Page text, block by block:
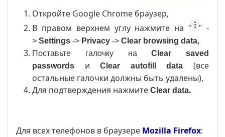
Откройте Google Chrome браузер,
B правом верхнем углу нажмите на"
" -
> Settings -> Privacy -> Clear browsing data,
Поставьте галочку наClear saved
passwords иClear autofill data(все
остальные галочки должны быть удалены),
Для подтверждения нажмите Clear data.
Для всех телефонов в браузере Mozilla Firefox: